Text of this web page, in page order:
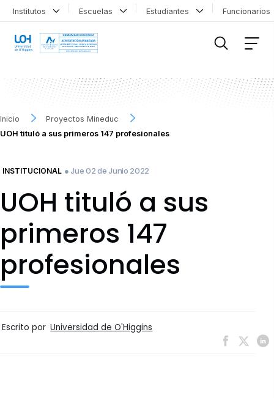
Institutos Escuelas Estudiantes
Inicio
Proyectos Mineduc
UOH tituló a sus primeros 147 profesionales
INSTITUCIONAL ● Jue 02 de Junio 2022
UOH tituló a sus
primeros 147
profesionales
Escrito por Universidad de O'Higgins